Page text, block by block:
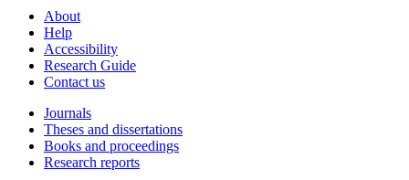
About
Help
Accessibility
Research Guide
Contact us
Journals
Theses and dissertations
Books and proceedings
Research reports